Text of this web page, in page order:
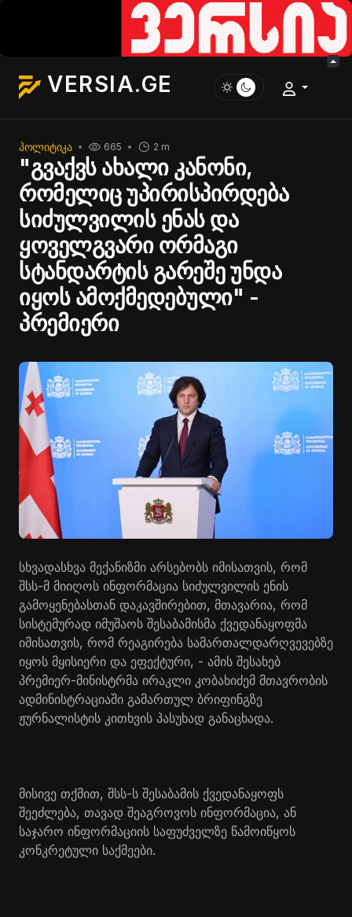
VERSIA.GE
ᲞᲝᲚᲘᲢᲘᲙᲐ 2 m
665
"გვაქვს ახალი კანონი,
რომელიც უპირისპირდება
სიძულვილის ენას და
ყოველგვარი ორმაგი
სტანდარტის გარეშე უნდა
იყოს ამოქმედებული" -
პრემიერი
სხვადასხვა მექანიზმი არსებობს იმისათვის, რომ
შსს-მ მიიღოს ინფორმაცია სიძულვილის ენის
გამოყენებასთან დაკავშირებით, მთავარია, რომ
სისტემურად იმუშაოს შესაბამისმა ქვედანაყოფმა
იმისათვის, რომ რეაგირება სამართალდარღვევებზე
იყოს მყისიერი და ეფექტური, - ამის შესახებ
პრემიერ-მინისტრმა ირაკლი კობახიძემ მთავრობის
ადმინისტრაციაში გამართულ ბრიფინგზე
ჟურნალისტის კითხვის პასუხად განაცხადა.
მისივე თქმით, შსს-ს შესაბამის ქვედანაყოფს
შეეძლება, თავად შეაგროვოს ინფორმაცია, ან
საჯარო ინფორმაციის საფუძველზე წამოიწყოს
კონკრეტული საქმეები.